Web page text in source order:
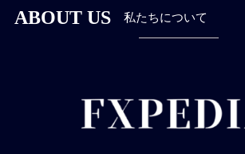
ABOUT US 私たちについて